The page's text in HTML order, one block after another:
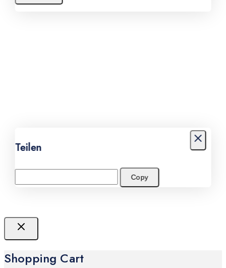
Teilen
Copy
Shopping Cart